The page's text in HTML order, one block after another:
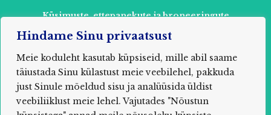
Hindame Sinu privaatsust
Meie koduleht kasutab küpsiseid, mille abil saame
täiustada Sinu külastust meie veebilehel, pakkuda
just Sinule mõeldud sisu ja analüüsida üldist
veebiliiklust meie lehel. Vajutades "Nõustun
Küsimuste, ettepanekute ja broneeringute
+ 372 52 803 87 võiinfo@muhuseikleja.ee
2021 MUHU SEIKLUSPARK / MTÜ Õpituba Saare